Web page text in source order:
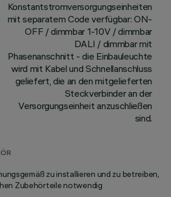
Konstantstromversorgungseinheiten
mit separatem Code verfügbar: ON-
OFF / dimmbar 1-10V / dimmbar
DALI / dimmbar mit
Phasenanschnitt - die Einbauleuchte
wird mit Kabel und Schnellanschluss
geliefert, die an den mitgelieferten
Steckverbinder an der
Versorgungseinheit anzuschließen
sind.
zu installieren und zu betreiben,
Zubehörteile notwendig